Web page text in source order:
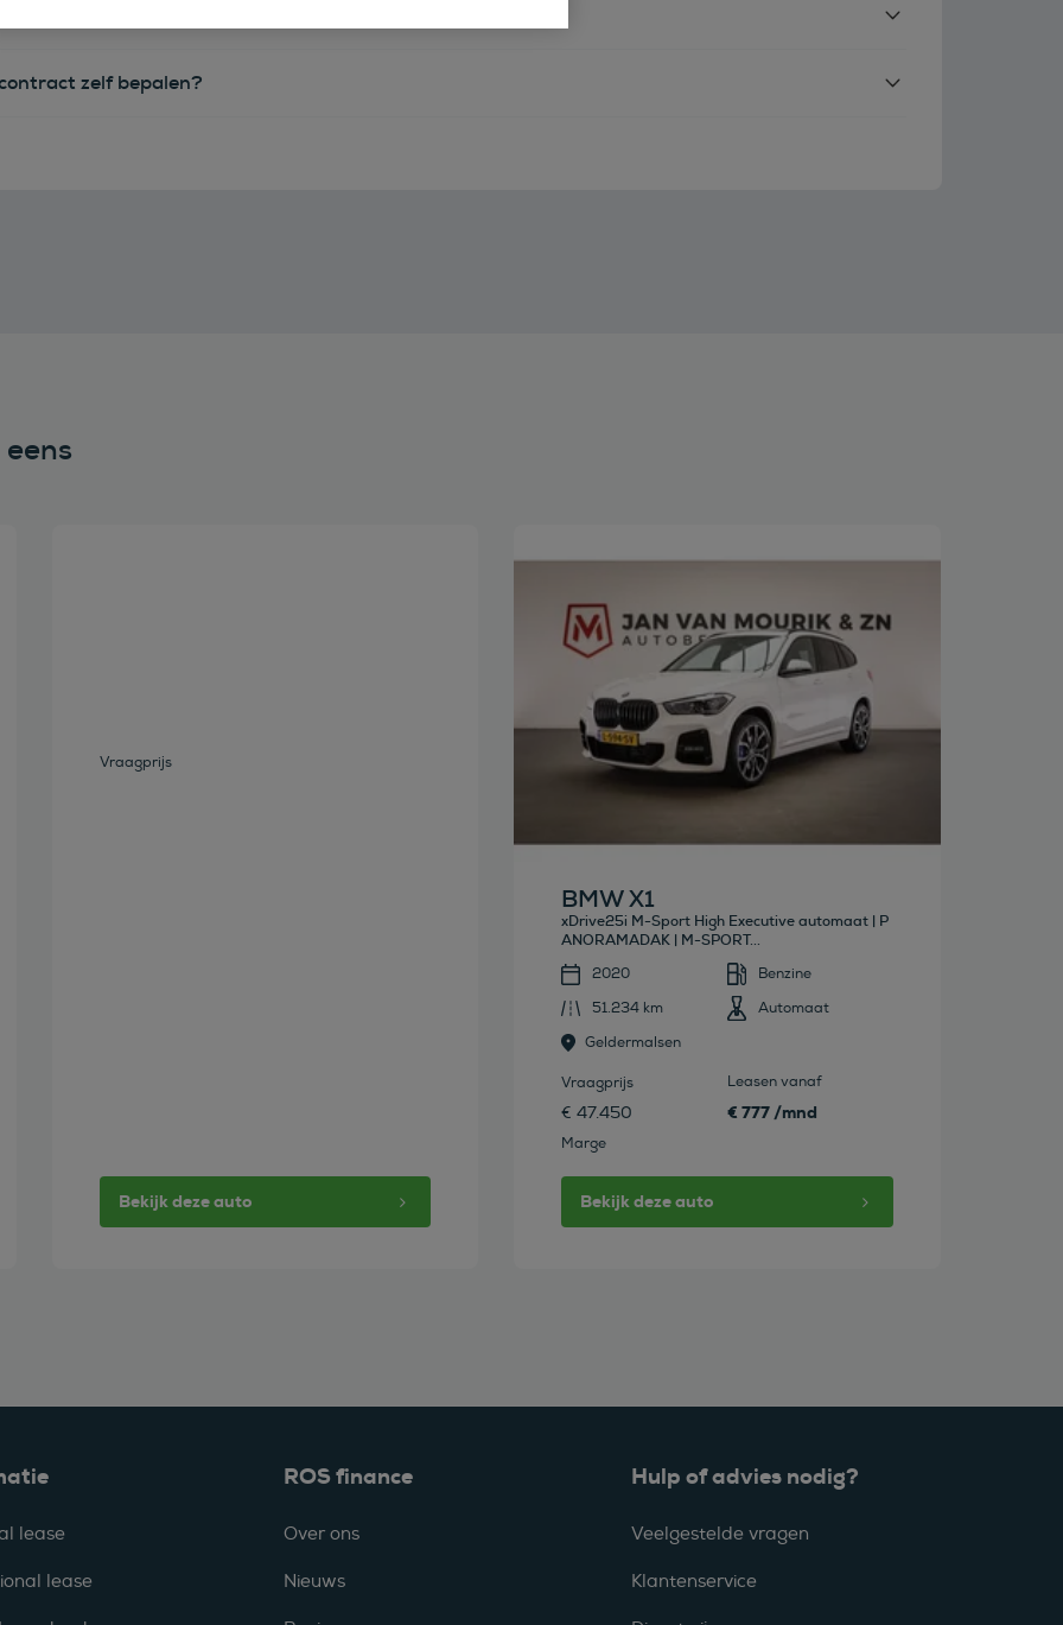
ROS Finance?
zelf bepalen?
Vraagprijs
Bekijk deze auto
Bekijk deze auto
BMW X1
xDrive25i M-Sport High Executive automaat | P
ANORAMADAK | M-SPORT...
2020
Benzine
51.234 km
Automaat
Geldermalsen
Vraagprijs
€ 47.450
Marge
Leasen vanaf
€ 777 /mnd
Bekijk deze auto
lease
lease
ROS finance
Over ons
Nieuws
Hulp of advies nodig?
Veelgestelde vragen
Klantenservice